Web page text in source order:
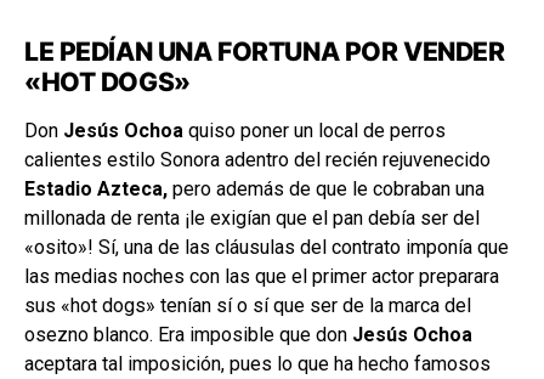
LE PEDÍAN UNA FORTUNA POR VENDER
«HOT DOGS»
Don Jesús Ochoa quiso poner un local de perros
calientes estilo Sonora adentro del recién rejuvenecido
Estadio Azteca, pero además de que le cobraban una
millonada de renta ¡le exigían que el pan debía ser del
«osito»! Sí, una de las cláusulas del contrato imponía que
las medias noches con las que el primer actor preparara
sus «hot dogs» tenían sí o sí que ser de la marca del
osezno blanco. Era imposible que don Jesús Ochoa
aceptara tal imposición, pues lo que ha hecho famosos